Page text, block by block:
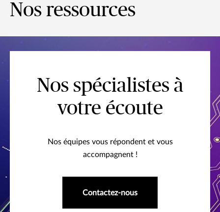
Nos ressources
Nos spécialistes à
votre écoute
Nos équipes vous répondent et vous
accompagnent !
Contactez-nous